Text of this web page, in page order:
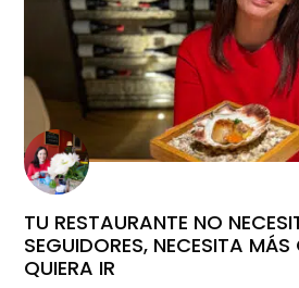
TU RESTAURANTE NO
SEGUIDORES, NECESITA MÁS
QUIERA IR